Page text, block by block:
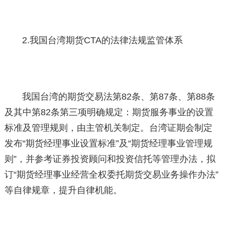
2.我国台湾期货CTA的法律法规监管体系
我国台湾的期货交易法第82条、第87条、第88条
及其中第82条第三项明确规定：期货服务事业的设置
标准及管理规则，由主管机关制定。台湾证期会制定
发布“期货经理事业设置标准”及“期货经理事业管理规
则”，并参考证券投资顾问和投资信托等管理办法，拟
订“期货经理事业经营全权委托期货交易业务操作办法”
等自律规章，提升自律机能。